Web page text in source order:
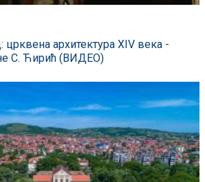
архитектура XIV века -
С. Ћирић (ВИДЕО)